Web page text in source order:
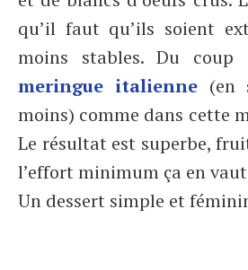
qu’il faut qu’ils soient
moins stables. Du
meringue italienne(en
moins) comme dans cette
Le résultat est superbe,
l’effort minimum ça en
Un dessert simple et